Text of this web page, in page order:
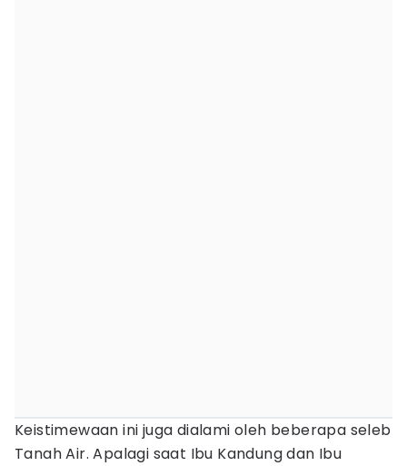
Keistimewaan ini juga dialami oleh beberapa seleb
Tanah Air. Apalagi saat Ibu Kandung dan Ibu